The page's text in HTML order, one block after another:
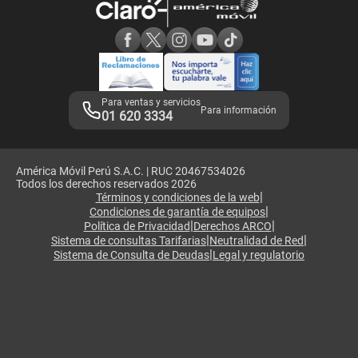
Adquirientes iPhone 6, 6S y SE
Mensaje de Seguridad
Términos y Condiciones de Tienda Claro
Libro de Reclamaciones
Legales de marketplace
Para ventas y servicios
01 620 3334 Para información
América Móvil Perú S.A.C. | RUC 20467534026
Todos los derechos reservados 2026
Términos y condiciones de la web|
Condiciones de garantía de equipos|
Política de Privacidad|Derechos ARCO|
Sistema de consultas Tarifarias|Neutralidad de Red|
Sistema de Consulta de Deudas|Legal y regulatorio